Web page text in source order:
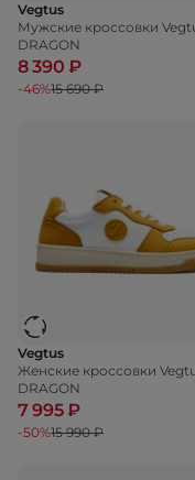
Vegtus
Мужские кроссовки
DRAGON
8 390 ₽
-46%15 690 ₽
Vegtus
Женские кроссовки
DRAGON
7 995 ₽
-50%15 990 ₽